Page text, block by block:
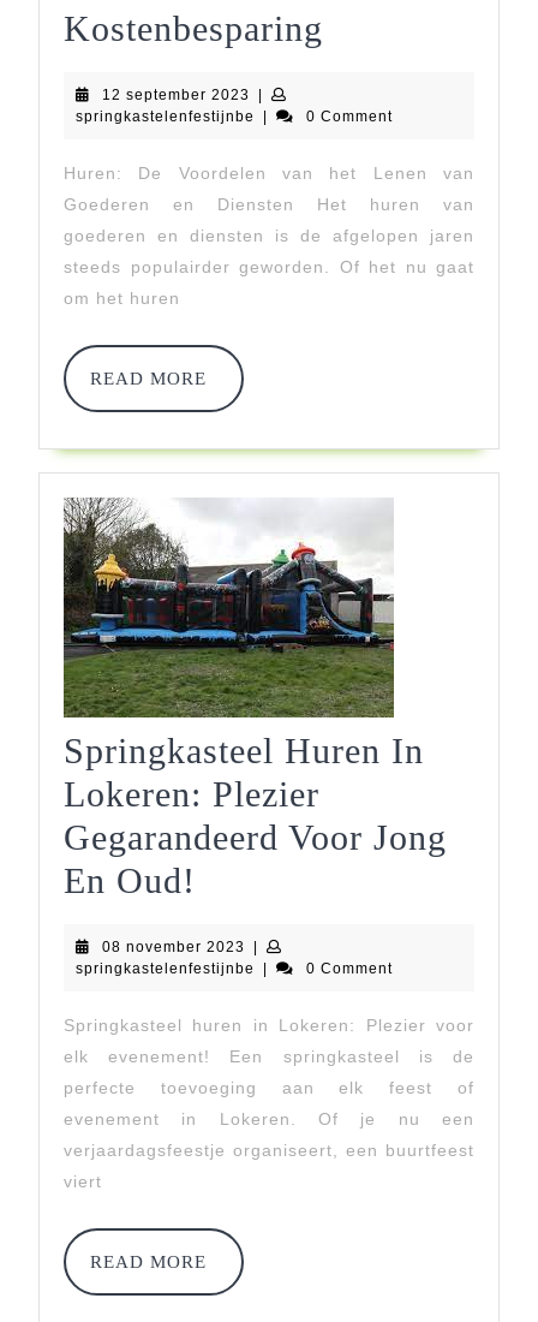
Kostenbesparing
Slimme
Keuze
Voor
Flexibiliteit
En
12 september 2023 12
september
springkastelenfestijnbe springkastelenfestijnbe
0 Comment
Huren: De Voordelen van het Lenen van
Goederen en Diensten Het huren van
goederen en diensten is de afgelopen jaren
steeds populairder geworden. Of het nu gaat
om het huren
READ MORE
READ
MORE
Springkasteel Huren In
Lokeren: Plezier
Gegarandeerd Voor Jong
En Oud!
In
Lokeren:
Plezier
Gegarandeerd
Voor
En
Oud!
08 november 2023 08
november
springkastelenfestijnbe springkastelenfestijnbe
0 Comment
Springkasteel huren in Lokeren: Plezier voor
elk evenement! Een springkasteel is de
perfecte toevoeging aan elk feest of
evenement in Lokeren. Of je nu een
verjaardagsfeestje organiseert, een buurtfeest
viert
READ MORE
READ
MORE